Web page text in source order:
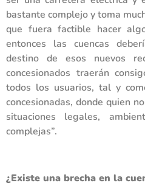
bastante complejo y toma
que fuera factible hacer
entonces las cuencas
destino de esos nuevos
concesionados traerán
todos los usuarios, tal y
concesionadas, donde quien
situaciones legales,
complejas”.
¿Existe una brecha en la